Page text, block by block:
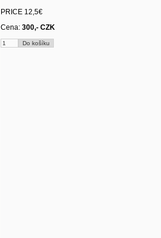
PRICE 12,5€
Cena: 300,- CZK